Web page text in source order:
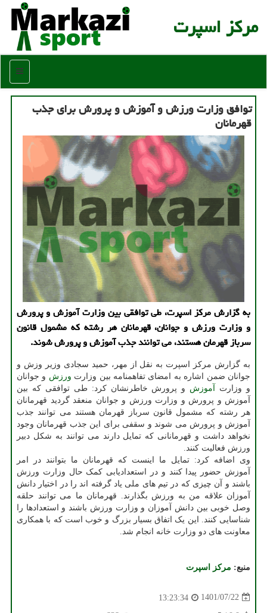
مركز اسپرت
منو
توافق وزارت ورزش و آموزش و پرورش برای جذب
قهرمانان
به گزارش مرکز اسپرت، طی توافقی بین وزارت آموزش و پرورش
و وزارت ورزش و جوانان، قهرمانان هر رشته که مشمول قانون
سرباز قهرمان هستند، می توانند جذب آموزش و پرورش شوند.
به گزارش مرکز اسپرت به نقل از مهر، حمید سجادی وزیر وزش و
جوانان ضمن اشاره به امضای تفاهمنامه بین وزارت ورزش و جوانان
و وزارت
آموزش و پرورش خاطرنشان کرد: طی توافقی که بین
آموزش و پرورش و وزارت ورزش و جوانان منعقد گردید قهرمانان
هر رشته که مشمول قانون سرباز قهرمان هستند می توانند جذب
آموزش و پرورش می شوند و سقفی برای این جذب قهرمانان وجود
نخواهد داشت و قهرمانانی که تمایل دارند می توانند به شکل دبیر
ورزش فعالیت کنند.
وی اضافه کرد: تمایل ما اینست که قهرمانان ما بتوانند در امر
آموزش حضور پیدا کنند و در استعدادیابی کمک حال وزارت ورزش
باشند و آن چیزی که در تیم های ملی یاد گرفته اند را در اختیار دانش
آموزان علاقه من به ورزش بگذارند. قهرمانان ما می توانند حلقه
وصل خوبی بین دانش آموزان و وزارت ورزش باشند و استعدادها را
شناسایی کنند. این یک اتفاق بسیار بزرگ و خوب است که با همکاری
معاونت های دو وزارت خانه انجام شد.
منبع: مركز اسپرت
1401/07/22
13:23:34